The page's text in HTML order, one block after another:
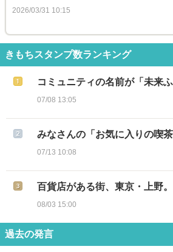
2026/03/31 10:15
きもちスタンプ数ランキング
コミュニティの名前が「未来
07/08 13:05
みなさんの「お気に入りの喫
07/13 10:08
百貨店がある街、東京・上野
08/03 15:00
過去の発言